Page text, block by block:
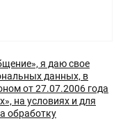
я даю свое
данных, в
от 27.07.2006 года
на условиях и для
обработку